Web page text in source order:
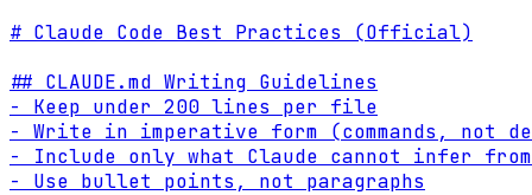
# Claude Code Best Practices (Official)
## CLAUDE.md Writing Guidelines
- Keep under 200 lines per file
- Write in imperative form (commands, not
- Include only what Claude cannot infer
- Use bullet points, not paragraphs